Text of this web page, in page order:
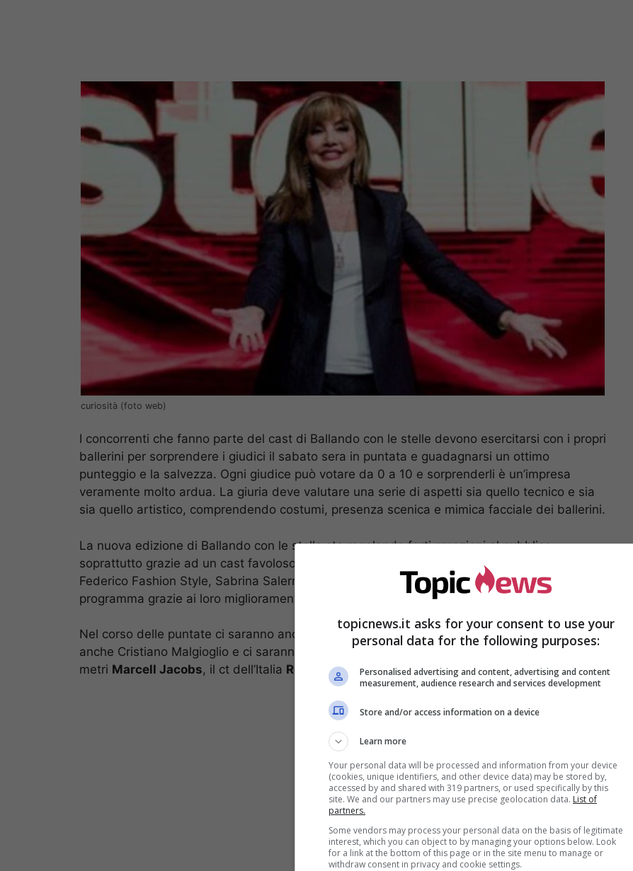
curiosità (foto web)
I concorrenti che fanno parte del cast di Ballando con le stelle devono esercitarsi con i propri
ballerini per sorprendere i giudici il sabato sera in puntata e guadagnarsi un ottimo
punteggio e la salvezza. Ogni giudice può votare da 0 a 10 e sorprenderli è un’impresa
veramente molto ardua. La giuria deve valutare una serie di aspetti sia quello tecnico e sia
sia quello artistico, comprendendo costumi, presenza scenica e mimica facciale dei ballerini.
La nuova edizione di Ballando con le stelle sta regalando forti emozioni al pubblico,
soprattutto grazie ad un cast favoloso dove figurano Arisa, Morgan, Federico Lauri in arte
Federico Fashion Style, Sabrina Salerno, Andrea Iannone e tanti altri che rende piacevole il
programma grazie ai loro miglioramenti settimanali.
Nel corso delle puntate ci saranno anche i ballerini per una notte dove è stato presente
anche Cristiano Malgioglio e ci saranno sicuramente il campione olimpico dei 100
metri Marcell Jacobs, il ct dell’Italia Roberto MancinieRonaldo.
topicnews.it asks for your consent to use your
personal data for the following purposes:
Personalised advertising and content, advertising and content
measurement, audience research and services development
Store and/or access information on a device
Learn more
Your personal data will be processed and information from your device
(cookies, unique identifiers, and other device data) may be stored by,
accessed by and shared with 319 partners, or used specifically by this
site. We and our partners may use precise geolocation data. List of
partners.
Some vendors may process your personal data on the basis of legitimate
interest, which you can object to by managing your options below. Look
for a link at the bottom of this page or in the site menu to manage or
withdraw consent in privacy and cookie settings.